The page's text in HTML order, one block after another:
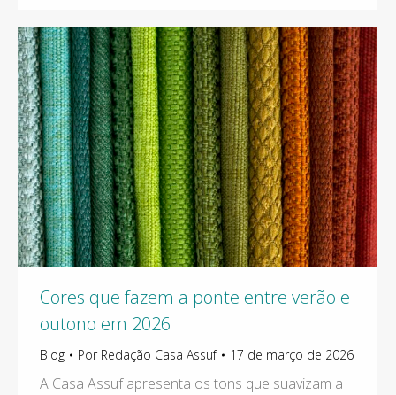
Cores que fazem a ponte entre verão e
outono em 2026
Blog Por Redação Casa Assuf 17 de março de 2026
A Casa Assuf apresenta os tons que suavizam a